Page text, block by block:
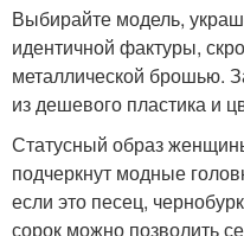
Выбирайте модель,
идентичной фактуры,
металлической брошью.
из дешевого пластика и
Статусный образ
подчеркнут модные
если это песец,
сорок можно позволить